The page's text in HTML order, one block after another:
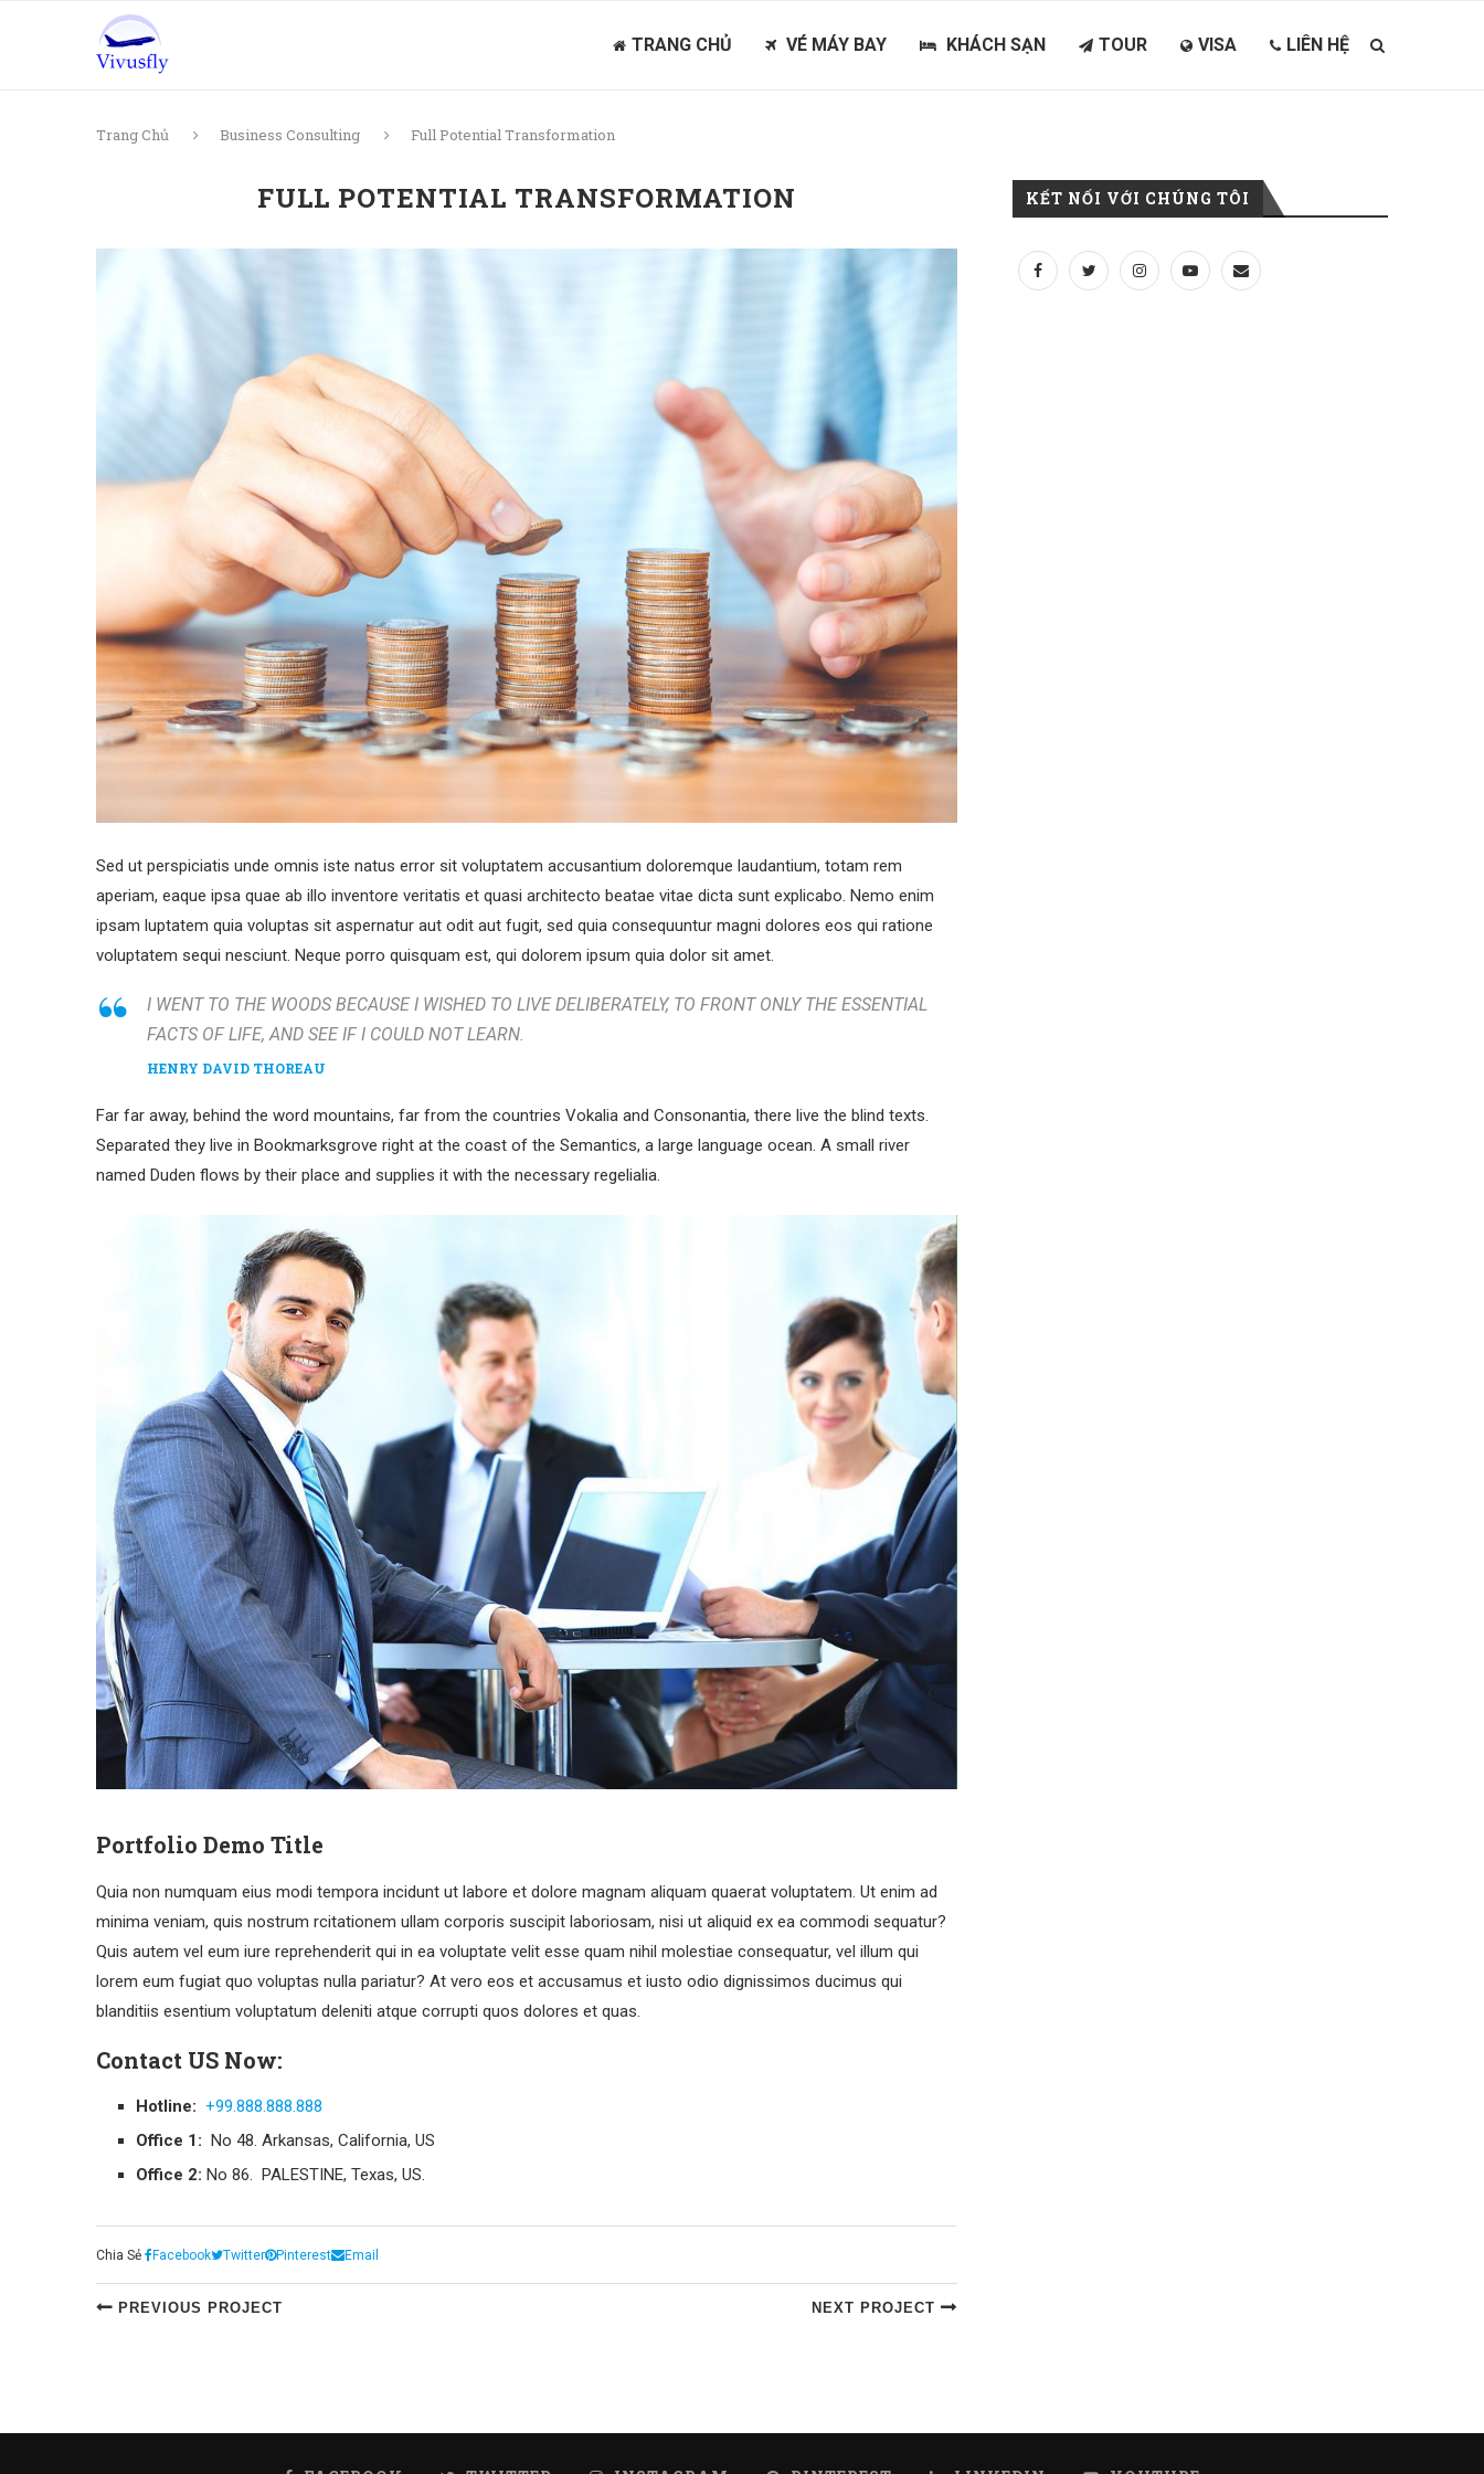
TRANG CHỦ VÉ MÁY BAY KHÁCH SẠN TOUR VISA LIÊN HỆ
Trang Chủ Business Consulting Full Potential Transformation
FULL POTENTIAL TRANSFORMATION
Sed ut perspiciatis unde omnis iste natus error sit voluptatem accusantium doloremque laudantium, totam rem
aperiam, eaque ipsa quae ab illo inventore veritatis et quasi architecto beatae vitae dicta sunt explicabo. Nemo enim
ipsam luptatem quia voluptas sit aspernatur aut odit aut fugit, sed quia consequuntur magni dolores eos qui ratione
voluptatem sequi nesciunt. Neque porro quisquam est, qui dolorem ipsum quia dolor sit amet.
I WENT TO THE WOODS BECAUSE I WISHED TO LIVE DELIBERATELY, TO FRONT ONLY THE ESSENTIAL
FACTS OF LIFE, AND SEE IF I COULD NOT LEARN.
HENRY DAVID THOREAU
Far far away, behind the word mountains, far from the countries Vokalia and Consonantia, there live the blind texts.
Separated they live in Bookmarksgrove right at the coast of the Semantics, a large language ocean. A small river
named Duden flows by their place and supplies it with the necessary regelialia.
Portfolio Demo Title
Quia non numquam eius modi tempora incidunt ut labore et dolore magnam aliquam quaerat voluptatem. Ut enim ad
minima veniam, quis nostrum rcitationem ullam corporis suscipit laboriosam, nisi ut aliquid ex ea commodi sequatur?
Quis autem vel eum iure reprehenderit qui in ea voluptate velit esse quam nihil molestiae consequatur, vel illum qui
lorem eum fugiat quo voluptas nulla pariatur? At vero eos et accusamus et iusto odio dignissimos ducimus qui
blanditiis esentium voluptatum deleniti atque corrupti quos dolores et quas.
Contact US Now:
Hotline: +99.888.888.888
Office 1: No 48. Arkansas, California, US
Office 2: No 86. PALESTINE, Texas, US.
Chia Sẻ Facebook Twitter Pinterest Email
PREVIOUS PROJECT NEXT PROJECT
KẾT NỐI VỚI CHÚNG TÔI